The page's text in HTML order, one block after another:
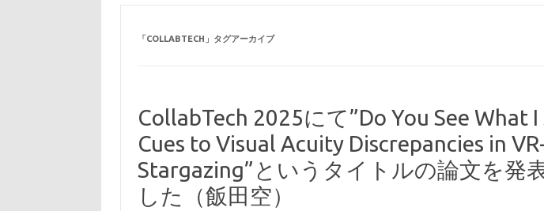
「COLLABTECH 」タグアーカイブ
CollabTech 2025にて”Do You See What I
Cues to Visual Acuity Discrepancies in
Stargazing”というタイトルの論文を発
した（飯田空）